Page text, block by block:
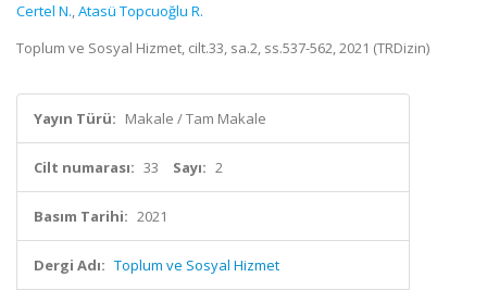
Certel N.,Atasü Topcuoğlu R.
Toplum ve Sosyal Hizmet, cilt.33, sa.2, ss.537-562, 2021 (TRDizin)
Yayın Türü: Makale / Tam Makale
Cilt numarası: 33 Sayı: 2
Basım Tarihi: 2021
Dergi Adı: Toplum ve Sosyal Hizmet